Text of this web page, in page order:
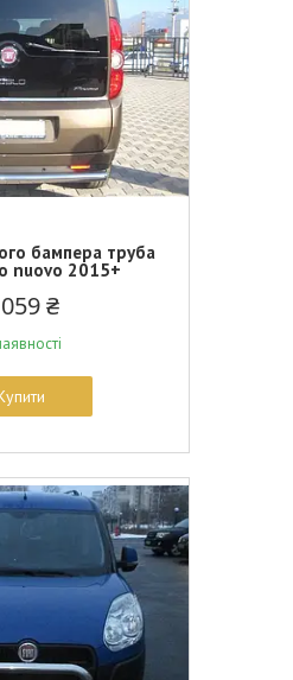
бампера труба
nuovo 2015+
₴